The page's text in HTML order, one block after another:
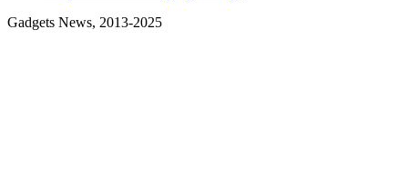
Gadgets News, 2013-2025